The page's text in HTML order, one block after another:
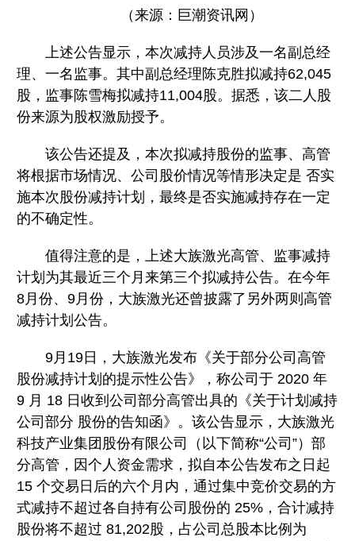
（来源：巨潮资讯网）
上述公告显示，本次减持人员涉及一名副总经
理、一名监事。其中副总经理陈克胜拟减持62,045
股，监事陈雪梅拟减持11,004股。据悉，该二人股
份来源为股权激励授予。
该公告还提及，本次拟减持股份的监事、高管
将根据市场情况、公司股价情况等情形决定是 否实
施本次股份减持计划，最终是否实施减持存在一定
的不确定性。
值得注意的是，上述大族激光高管、监事减持
计划为其最近三个月来第三个拟减持公告。在今年
8月份、9月份，大族激光还曾披露了另外两则高管
减持计划公告。
9月19日，大族激光发布《关于部分公司高管
股份减持计划的提示性公告》，称公司于 2020 年
9 月 18 日收到公司部分高管出具的《关于计划减持
公司部分 股份的告知函》。该公告显示，大族激光
科技产业集团股份有限公司（以下简称“公司”）部
分高管，因个人资金需求，拟自本公告发布之日起
15 个交易日后的六个月内，通过集中竞价交易的方
式减持不超过各自持有公司股份的 25%，合计减持
股份将不超过 81,202股，占公司总股本比例为